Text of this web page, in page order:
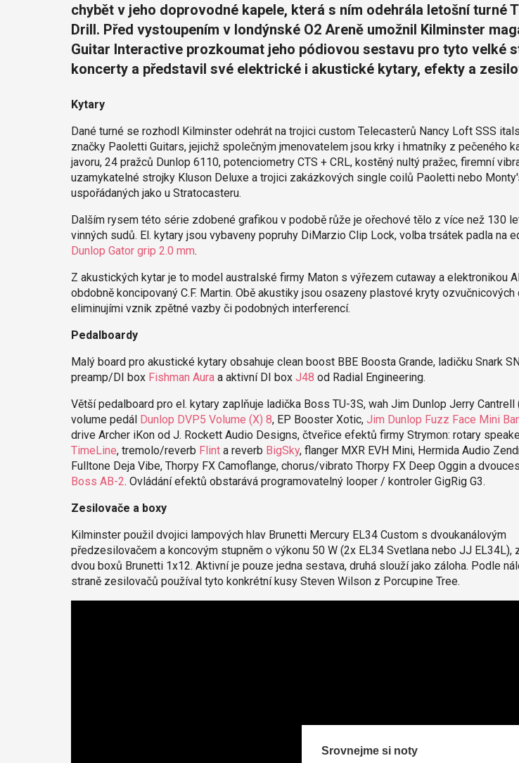
chybět v jeho doprovodné kapele, která s ním odehrála letošní turné
Drill. Před vystoupením v londýnské O2 Areně umožnil Kilminster
Guitar Interactive prozkoumat jeho pódiovou sestavu pro tyto velké
koncerty a představil své elektrické i akustické kytary, efekty a
Kytary
Dané turné se rozhodl Kilminster odehrát na trojici custom Telecasterů Nancy Loft SSS
značky Paoletti Guitars, jejichž společným jmenovatelem jsou krky i hmatníky z pečeného
javoru, 24 pražců Dunlop 6110, potenciometry CTS + CRL, kostěný nultý pražec, firemní
uzamykatelné strojky Kluson Deluxe a trojici zakázkových single coilů Paoletti nebo
uspořádaných jako u Stratocasteru.
Dalším rysem této série zdobené grafikou v podobě růže je ořechové tělo z více než 130
vinných sudů. El. kytary jsou vybaveny popruhy DiMarzio Clip Lock, volba trsátek padla na
Dunlop Gator grip 2.0 mm.
Z akustických kytar je to model australské firmy Maton s výřezem cutaway a elektronikou
obdobně koncipovaný C.F. Martin. Obě akustiky jsou osazeny plastové kryty ozvučnicových
eliminujími vznik zpětné vazby či podobných interferencí.
Pedalboardy
Malý board pro akustické kytary obsahuje clean boost BBE Boosta Grande, ladičku Snark
preamp/DI box Fishman Auraa aktivní DI box J48 od Radial Engineering.
Větší pedalboard pro el. kytary zaplňuje ladička Boss TU-3S, wah Jim Dunlop Jerry Cantrell
volume pedál Dunlop DVP5 Volume (X) 8, EP Booster Xotic, Jim Dunlop Fuzz Face Mini
drive Archer iKon od J. Rockett Audio Designs, čtveřice efektů firmy Strymon: rotary
TimeLine, tremolo/reverb Flinta reverb BigSky, flanger MXR EVH Mini, Hermida Audio
Fulltone Deja Vibe, Thorpy FX Camoflange, chorus/vibrato Thorpy FX Deep Oggin a
Boss AB-2. Ovládání efektů obstarává programovatelný looper / kontroler GigRig G3.
Zesilovače a boxy
Kilminster použil dvojici lampových hlav Brunetti Mercury EL34 Custom s dvoukanálovým
předzesilovačem a koncovým stupněm o výkonu 50 W (2x EL34 Svetlana nebo JJ EL34L),
dvou boxů Brunetti 1x12. Aktivní je pouze jedna sestava, druhá slouží jako záloha. Podle
straně zesilovačů používal tyto konkrétní kusy Steven Wilson z Porcupine Tree.
Srovnejme si noty